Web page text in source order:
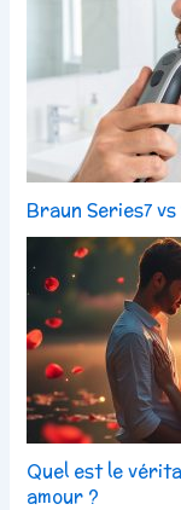
Braun Series7
Quel est le
amour ?